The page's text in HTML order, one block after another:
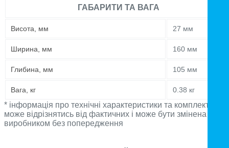
ГАБАРИТИ ТА ВАГА
Висота, мм 27 мм
Ширина, мм 160 мм
Глибина, мм 105 мм
Вага, кг 0.38 кг
* інформація про технічні характеристики та комплектацію
може відрізнятись від фактичних і може бути змінена
виробником без попередження